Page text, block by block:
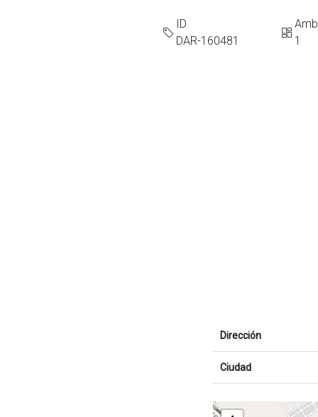
ID
DAR-160481
1
Dirección
Ciudad